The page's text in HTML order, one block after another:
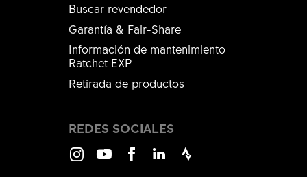
Buscar revendedor
Garantía & Fair-Share
Información de mantenimiento
Ratchet EXP
Retirada de productos
REDES SOCIALES